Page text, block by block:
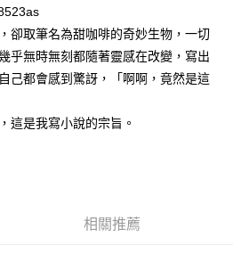
款等相關疑問，請聯繫「AFTEE先享後付
提供之「AFTEE先享後付」服務完成之交
供個人資料，並將交易相關給付款項請求債
瀏覽以下網址：
定代理人或監護人之同意方可使用
仍有額度不足之情形，本公司將視審查結果
用他人資訊註冊。若發現惡意使用之情形，
上)免運費
上)免運費
上)免運費
卻取筆名為甜咖啡的奇妙生物，一切
乎無時無刻都隨著靈感在改變，寫出
己都會感到驚訝，「啊啊，竟然是這
是我寫小說的宗旨。
相關推薦